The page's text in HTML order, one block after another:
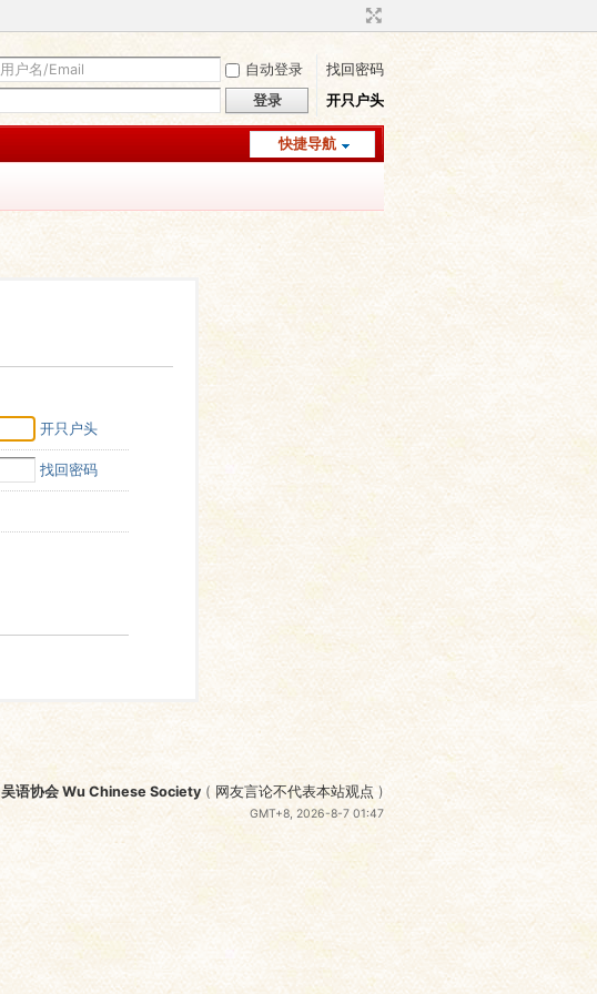
自动登录
找回密码
登录 开只户头
快捷导航
开只户头
找回密码
吴语协会 Wu Chinese Society ( 网友言论不代表本站观点 )
GMT+8, 2026-8-7 01:47